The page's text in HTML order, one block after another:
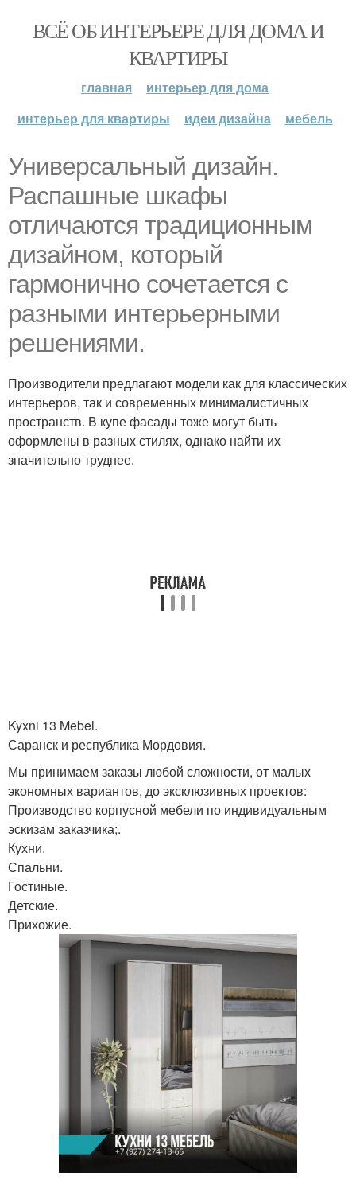
ВСЁ ОБ ИНТЕРЬЕРЕ ДЛЯ ДОМА И
КВАРТИРЫ
главная
интерьер для дома
интерьер для квартиры
идеи дизайна мебель
Универсальный дизайн.
Распашные шкафы
отличаются традиционным
дизайном, который
гармонично сочетается с
разными интерьерными
решениями.
Производители предлагают модели как для классических
интерьеров, так и современных минималистичных
пространств. В купе фасады тоже могут быть
оформлены в разных стилях, однако найти их
значительно труднее.
Kyxni 13 Mebel.
Саранск и республика Мордовия.
Мы принимаем заказы любой сложности, от малых
экономных вариантов, до эксклюзивных проектов:
Производство корпусной мебели по индивидуальным
эскизам заказчика;.
Кухни.
Спальни.
Гостиные.
Детские.
Прихожие.